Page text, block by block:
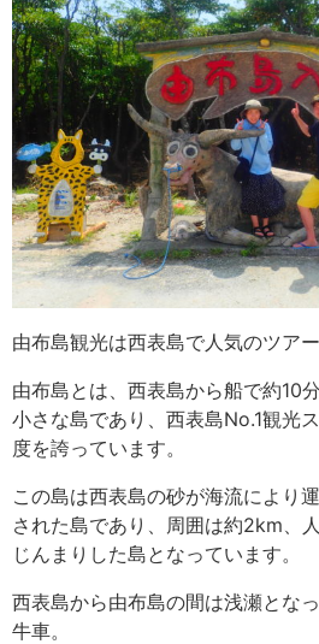
由布島観光は西表島で人気のツアー
由布島とは、西表島から船で約10
小さな島であり、西表島No.1観光
度を誇っています。
この島は西表島の砂が海流により
された島であり、周囲は約2km、
じんまりした島となっています。
西表島から由布島の間は浅瀬とな
牛車。